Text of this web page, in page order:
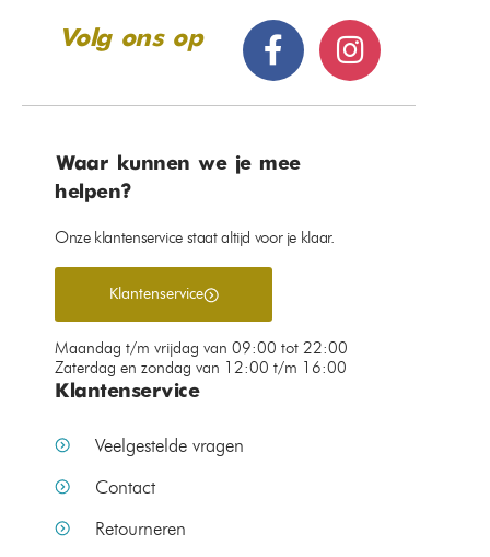
Volg ons op
Waar kunnen we je mee
helpen?
Onze klantenservice staat altijd voor je klaar.
Klantenservice
Maandag t/m vrijdag van 09:00 tot 22:00
Zaterdag en zondag van 12:00 t/m 16:00
Klantenservice
Veelgestelde vragen
Contact
Retourneren